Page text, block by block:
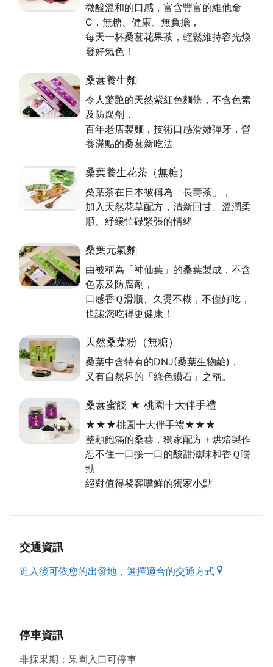
微酸溫和的口感，富含豐富的維他命
C，無糖、健康、無負擔，
每天一杯桑葚花果茶，輕鬆維持容光煥
發好氣色！
桑葚養生麵
令人驚艷的天然紫紅色麵條，不含色素
及防腐劑，
百年老店製麵，技術口感滑嫩彈牙，營
養滿點的桑葚新吃法
桑葉養生花茶（無糖）
桑葉茶在日本被稱為「長壽茶」，
加入天然花草配方，清新回甘、溫潤柔
順、紓緩忙碌緊張的情緒
桑葉元氣麵
由被稱為「神仙葉」的桑葉製成，不含
色素及防腐劑，
口感香Ｑ滑順、久燙不糊，不僅好吃，
也讓您吃得更健康！
天然桑葉粉（無糖）
桑葉中含特有的DNJ(桑葉生物鹼)，
又有自然界的「綠色鑽石」之稱。
桑葚蜜餞 ★ 桃園十大伴手禮
★★★桃園十大伴手禮★★★
整顆飽滿的桑葚，獨家配方＋烘焙製作
忍不住一口接一口的酸甜滋味和香Ｑ嚼
勁
絕對值得饕客嚐鮮的獨家小點
交通資訊
進入後可依您的出發地，選擇適合的交通方式
停車資訊
非採果期：果園入口可停車